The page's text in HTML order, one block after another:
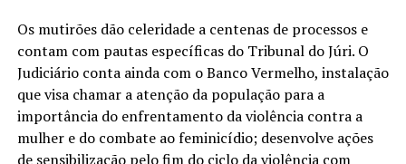
Os mutirões dão celeridade a centenas de processos e
contam com pautas específicas do Tribunal do Júri. O
Judiciário conta ainda com o Banco Vermelho, instalação
que visa chamar a atenção da população para a
importância do enfrentamento da violência contra a
mulher e do combate ao feminicídio; desenvolve ações
de sensibilização pelo fim do ciclo da violência com